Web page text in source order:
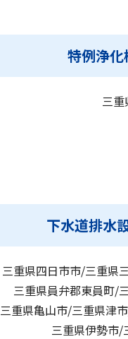
特例浄
三
下水道排水
三重県四日市市/三重県
三重県員弁郡東員町/
三重県亀山市/三重県津
三重県伊勢市/